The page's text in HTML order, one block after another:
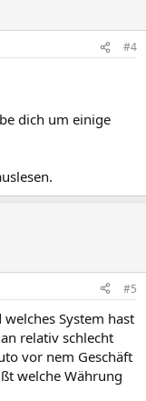
#4
dich um einige
#5
System hast
relativ schlecht
vor nem Geschäft
welche Währung